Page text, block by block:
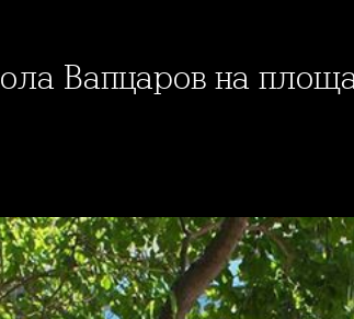
Вапцаров на